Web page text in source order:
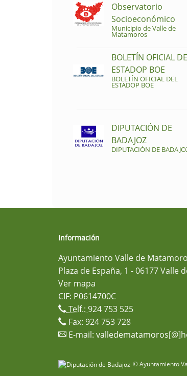
Observatorio
Socioeconómico
Municipio de Valle de
Matamoros
BOLETÍN OFICIAL
ESTADOP BOE
BOLETÍN OFICIAL DEL
ESTADOP BOE
DIPUTACIÓN DE
BADAJOZ
DIPUTACIÓN DE
Información
Ayuntamiento Valle de
Plaza de España, 1 - 06177 Valle
Ver mapa
CIF: P0614700C
Telf.:924 753 525
Fax: 924 753 728
E-mail:
© Ayuntamiento